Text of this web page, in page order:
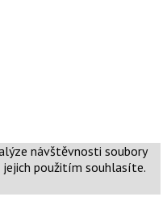
návštěvnosti soubory
použitím souhlasíte.